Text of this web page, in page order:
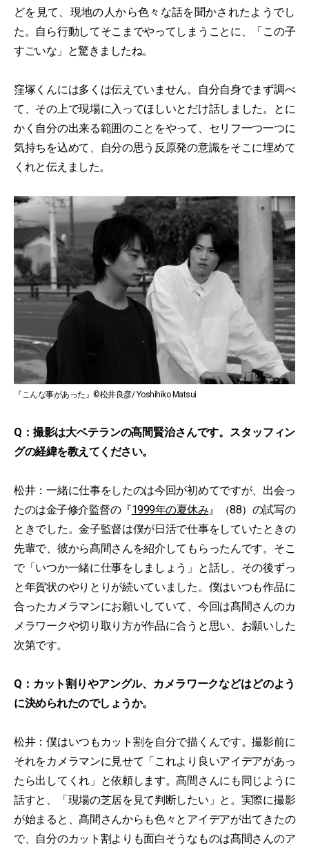
どを見て、現地の人から色々な話を聞かされたようでし
た。自ら行動してそこまでやってしまうことに、「この子
すごいな」と驚きましたね。
窪塚くんには多くは伝えていません。自分自身でまず調べ
て、その上で現場に入ってほしいとだけ話しました。とに
かく自分の出来る範囲のことをやって、セリフ一つ一つに
気持ちを込めて、自分の思う反原発の意識をそこに埋めて
くれと伝えました。
『こんな事があった』©松井良彦/ Yoshihiko Matsui
Q：撮影は大ベテランの髙間賢治さんです。スタッフィン
グの経緯を教えてください。
松井：一緒に仕事をしたのは今回が初めてですが、出会っ
たのは金子修介監督の『1999年の夏休み』（88）の試写の
ときでした。金子監督は僕が日活で仕事をしていたときの
先輩で、彼から髙間さんを紹介してもらったんです。そこ
で「いつか一緒に仕事をしましょう」と話し、その後ずっ
と年賀状のやりとりが続いていました。僕はいつも作品に
合ったカメラマンにお願いしていて、今回は髙間さんのカ
メラワークや切り取り方が作品に合うと思い、お願いした
次第です。
Q：カット割りやアングル、カメラワークなどはどのよう
に決められたのでしょうか。
松井：僕はいつもカット割を自分で描くんです。撮影前に
それをカメラマンに見せて「これより良いアイデアがあっ
たら出してくれ」と依頼します。髙間さんにも同じように
話すと、「現場の芝居を見て判断したい」と。実際に撮影
が始まると、髙間さんからも色々とアイデアが出てきたの
で、自分のカット割よりも面白そうなものは髙間さんのア